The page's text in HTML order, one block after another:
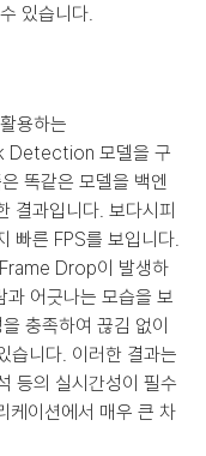
있습니다.
용하는
Detection 모델을 구
똑같은 모델을 백엔
결과입니다. 보다시피
빠른 FPS를 보입니다.
Drop이 발생하
어긋나는 모습을 보
충족하여 끊김 없이
습니다. 이러한 결과는
등의 실시간성이 필수
케이션에서 매우 큰 차